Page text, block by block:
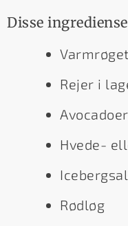
Disse
Rejer i
Avocadoer
Hvede-
Rødløg